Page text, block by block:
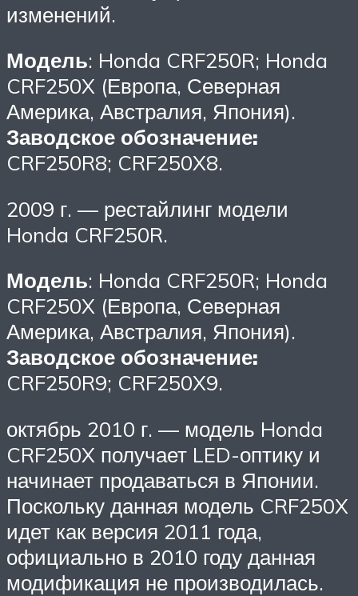
изменений.
Модель: Honda CRF250R; Honda
CRF250X (Европа, Северная
Америка, Австралия, Япония).
Заводское обозначение:
CRF250R8; CRF250X8.
2009 г. — рестайлинг модели
Honda CRF250R.
Модель: Honda CRF250R; Honda
CRF250X (Европа, Северная
Америка, Австралия, Япония).
Заводское обозначение:
CRF250R9; CRF250X9.
октябрь 2010 г. — модель Honda
CRF250X получает LED-оптику и
начинает продаваться в Японии.
Поскольку данная модель CRF250X
идет как версия 2011 года,
официально в 2010 году данная
модификация не производилась.